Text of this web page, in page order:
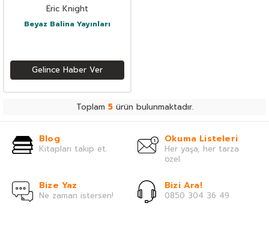
Eric Knight
Beyaz Balina Yayınları
Gelince Haber Ver
Toplam 5ürün bulunmaktadır.
Blog
Kitapları takip et.
Okuma Listeleri
Her yaşa, her tarza
özel.
Bize Yaz
Ne zaman istersen!
Bizi Ara!
0850 304 36 49